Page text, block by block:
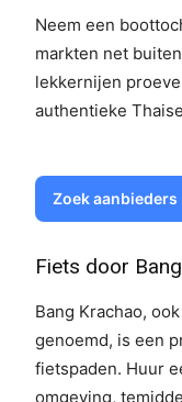
Neem een
markten net
lekkernijen
authentieke
Zoek aanbieders
Fiets door
Bang Krachao,
genoemd, is een
fietspaden. Huur
omgeving,